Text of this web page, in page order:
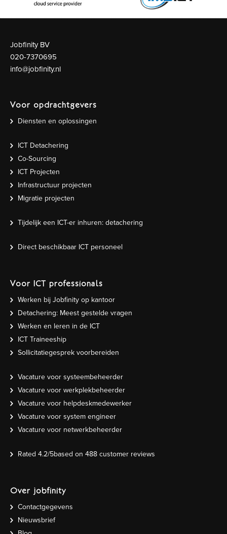
Jobfinity BV
020-7370695
info@jobfinity.nl
Voor opdrachtgevers
Diensten en oplossingen
ICT Detachering
Co-Sourcing
ICT Projecten
Infrastructuur projecten
Migratie projecten
Tijdelijk een ICT-er inhuren: detachering
Direct beschikbaar ICT personeel
Voor ICT professionals
Werken bij Jobfinity op kantoor
Detachering: Meest gestelde vragen
Werken en leren in de ICT
ICT Traineeship
Sollicitatiegesprek voorbereiden
Vacature voor systeembeheerder
Vacature voor werkplekbeheerder
Vacature voor helpdeskmedewerker
Vacature voor system engineer
Vacature voor netwerkbeheerder
Rated 4.2/5based on 488 customer reviews
Over jobfinity
Contactgegevens
Nieuwsbrief